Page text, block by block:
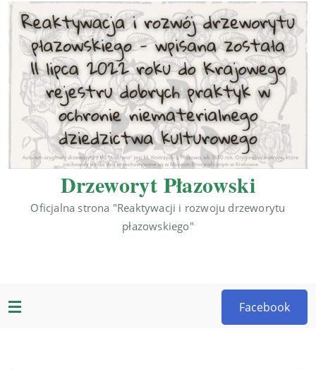
Drzeworyt Płazowski
Oficjalna strona "Reaktywacji i rozwoju drzeworytu
płazowskiego"
Facebook